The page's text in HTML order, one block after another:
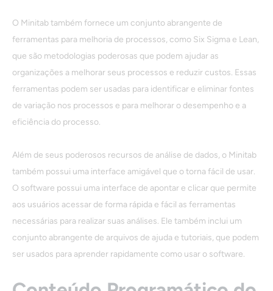
O Minitab também fornece um conjunto abrangente de
ferramentas para melhoria de processos, como Six Sigma e Lean,
que são metodologias poderosas que podem ajudar as
organizações a melhorar seus processos e reduzir custos. Essas
ferramentas podem ser usadas para identificar e eliminar fontes
de variação nos processos e para melhorar o desempenho e a
eficiência do processo.
Além de seus poderosos recursos de análise de dados, o Minitab
também possui uma interface amigável que o torna fácil de usar.
O software possui uma interface de apontar e clicar que permite
aos usuários acessar de forma rápida e fácil as ferramentas
necessárias para realizar suas análises. Ele também inclui um
conjunto abrangente de arquivos de ajuda e tutoriais, que podem
ser usados ​​para aprender rapidamente como usar o software.